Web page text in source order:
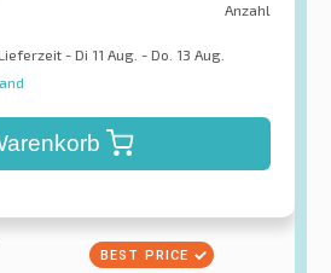
Anzahl
- Di 11 Aug. - Do. 13 Aug.